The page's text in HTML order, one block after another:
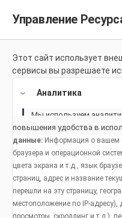
Home Продукты
Управление
Этот сайт использует
сервисы вы разрешаете
Аналитика
Мы используем
повышения удобства в
данные: Информация о вашем
браузера и операционной
цвета экрана и т.д., язык
страниц, адрес и название
перешли на эту страницу,
местоположение по IP-
просмотры, скроллинг и т.д.),